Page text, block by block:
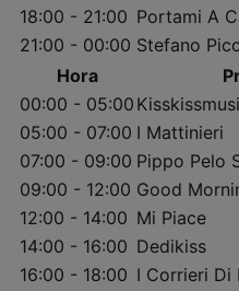
18:00 - 21:00 Portami A
21:00 - 00:00 Stefano
Hora
00:00 - 05:00
05:00 - 07:00 I Mattinieri
07:00 - 09:00 Pippo Pelo
09:00 - 12:00 Good
12:00 - 14:00 Mi Piace
14:00 - 16:00 Dedikiss
16:00 - 18:00 I Corrieri Di